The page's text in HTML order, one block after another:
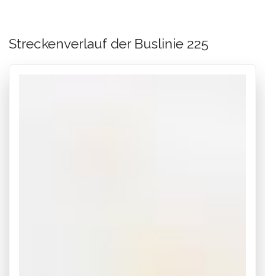
Streckenverlauf der Buslinie 225